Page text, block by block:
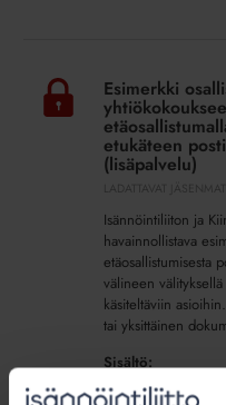
osallistumisesta
varsinaiseen
yhtiökokoukseen:
perinteisesti,
etäosallistumalla
postin/sähköpostin
Esimerkki
etukäteen
(lisäpalvelu)
Isännöintiliiton ja
havainnollistava
etäosallistumisesta
välineen
käsiteltäviin
tai yksittäinen
Sisältö:
Koko